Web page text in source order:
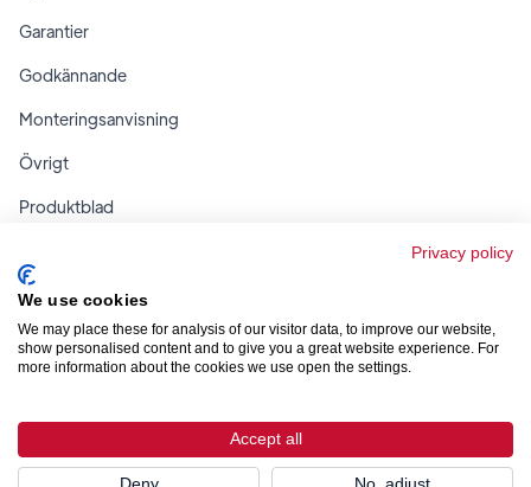
Garantier
Godkännande
Monteringsanvisning
Övrigt
Produktblad
  
Design & utveckling av Smartproduktion
Privacy policy
We use cookies
We may place these for analysis of our visitor data, to improve our website,
show personalised content and to give you a great website experience. For
more information about the cookies we use open the settings.
Accept all